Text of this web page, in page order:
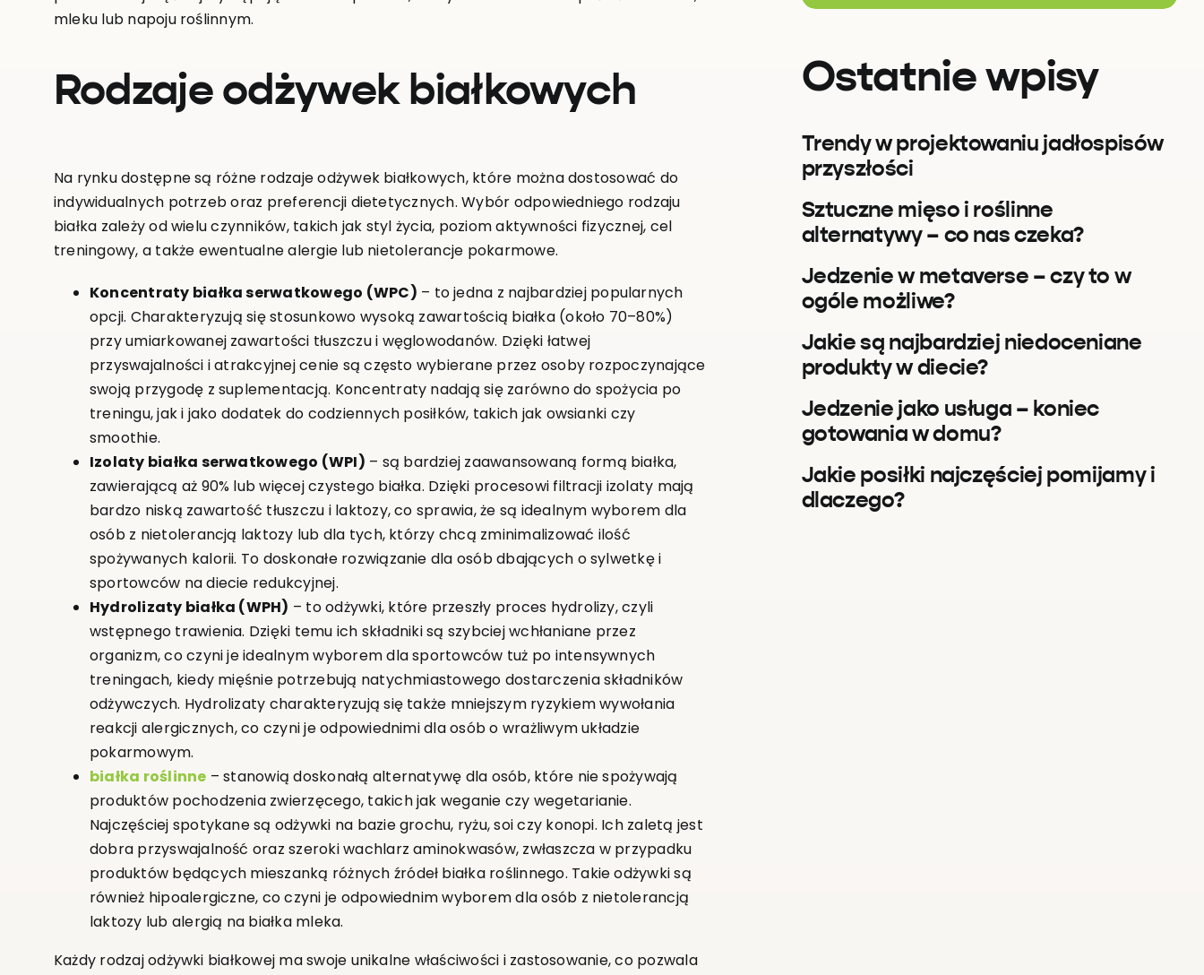
mleku lub napoju roślinnym.
Rodzaje odżywek białkowych
Na rynku dostępne są różne rodzaje odżywek białkowych, które można dostosować do
indywidualnych potrzeb oraz preferencji dietetycznych. Wybór odpowiedniego rodzaju
białka zależy od wielu czynników, takich jak styl życia, poziom aktywności fizycznej, cel
treningowy, a także ewentualne alergie lub nietolerancje pokarmowe.
Koncentraty białka serwatkowego (WPC) – to jedna z najbardziej popularnych
opcji. Charakteryzują się stosunkowo wysoką zawartością białka (około 70–80%)
przy umiarkowanej zawartości tłuszczu i węglowodanów. Dzięki łatwej
przyswajalności i atrakcyjnej cenie są często wybierane przez osoby rozpoczynające
swoją przygodę z suplementacją. Koncentraty nadają się zarówno do spożycia po
treningu, jak i jako dodatek do codziennych posiłków, takich jak owsianki czy
smoothie.
Izolaty białka serwatkowego (WPI) – są bardziej zaawansowaną formą białka,
zawierającą aż 90% lub więcej czystego białka. Dzięki procesowi filtracji izolaty mają
bardzo niską zawartość tłuszczu i laktozy, co sprawia, że są idealnym wyborem dla
osób z nietolerancją laktozy lub dla tych, którzy chcą zminimalizować ilość
spożywanych kalorii. To doskonałe rozwiązanie dla osób dbających o sylwetkę i
sportowców na diecie redukcyjnej.
Hydrolizaty białka (WPH) – to odżywki, które przeszły proces hydrolizy, czyli
wstępnego trawienia. Dzięki temu ich składniki są szybciej wchłaniane przez
organizm, co czyni je idealnym wyborem dla sportowców tuż po intensywnych
treningach, kiedy mięśnie potrzebują natychmiastowego dostarczenia składników
odżywczych. Hydrolizaty charakteryzują się także mniejszym ryzykiem wywołania
reakcji alergicznych, co czyni je odpowiednimi dla osób o wrażliwym układzie
pokarmowym.
białka roślinne – stanowią doskonałą alternatywę dla osób, które nie spożywają
produktów pochodzenia zwierzęcego, takich jak weganie czy wegetarianie.
Najczęściej spotykane są odżywki na bazie grochu, ryżu, soi czy konopi. Ich zaletą jest
dobra przyswajalność oraz szeroki wachlarz aminokwasów, zwłaszcza w przypadku
produktów będących mieszanką różnych źródeł białka roślinnego. Takie odżywki są
również hipoalergiczne, co czyni je odpowiednim wyborem dla osób z nietolerancją
laktozy lub alergią na białka mleka.
Każdy rodzaj odżywki białkowej ma swoje unikalne właściwości i zastosowanie, co pozwala
Ostatnie wpisy
Trendy w projektowaniu jadłospisów
przyszłości
Sztuczne mięso i roślinne
alternatywy – co nas czeka?
Jedzenie w metaverse – czy to w
ogóle możliwe?
Jakie są najbardziej niedoceniane
produkty w diecie?
Jedzenie jako usługa – koniec
gotowania w domu?
Jakie posiłki najczęściej pomijamy i
dlaczego?